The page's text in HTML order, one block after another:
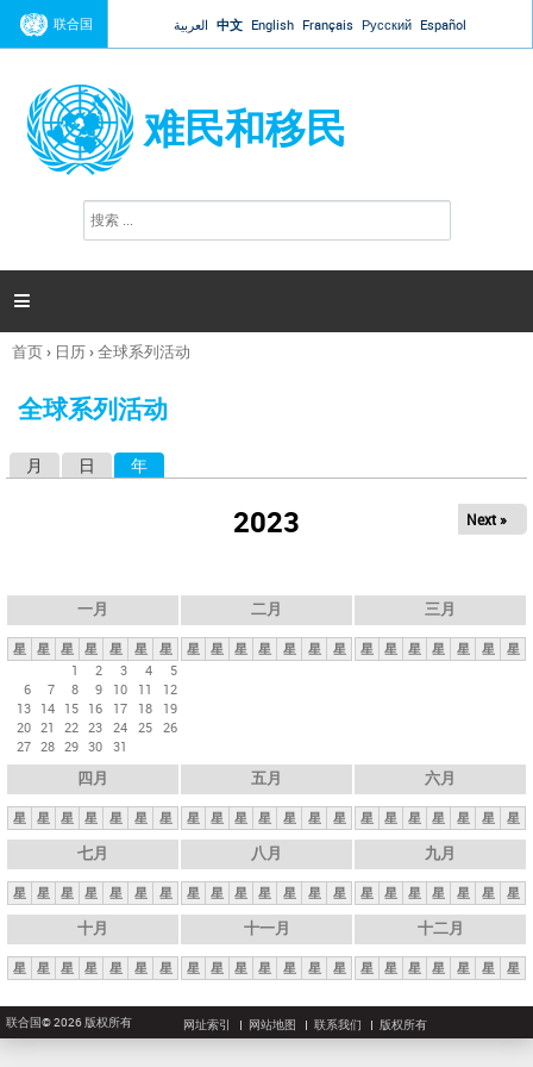
Jump to navigation
联合国 العربية 中文 English Français Русский Español
难民和移民
搜
索

你
这
首页› 日历›全球系列活动
全球系列活动
月 日 年
2023 Next »
一月
星 星 星 星 星 星
星
1
2 3 4
5
6
7 8 9 10 11
12
13 14 15 16 17 18
19
20 21 22 23 24 25 26
27 28 29 30 31
二月
星 星 星 星 星 星 星
三月
星 星 星 星 星 星 星
四月
星 星 星 星 星 星 星
五月
星 星 星 星 星 星 星
六月
星 星 星 星 星 星 星
七月
星 星 星 星 星 星 星
八月
星 星 星 星 星 星 星
九月
星 星 星 星 星 星 星
十月
星 星 星 星 星 星 星
十一月
星 星 星 星 星 星 星
十二月
星 星 星 星 星 星 星
联合国© 2026 版权所有 网址索引 网站地图 联系我们 版权所有